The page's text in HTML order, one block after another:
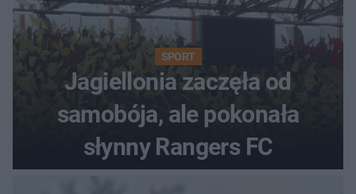
SPORT
Jagiellonia zaczęła od
samobója, ale pokonała
słynny Rangers FC